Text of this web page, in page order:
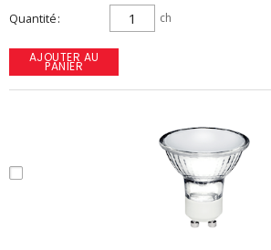
Quantité ch
AJOUTER AU
PANIER